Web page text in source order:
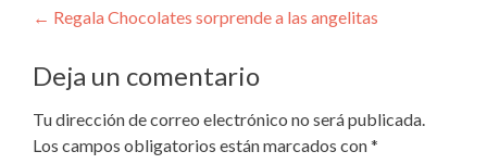
Navegación
de
entradas
← Regala Chocolates sorprende a las angelitas
Deja un comentario
Tu dirección de correo electrónico no será publicada.
Los campos obligatorios están marcados con*